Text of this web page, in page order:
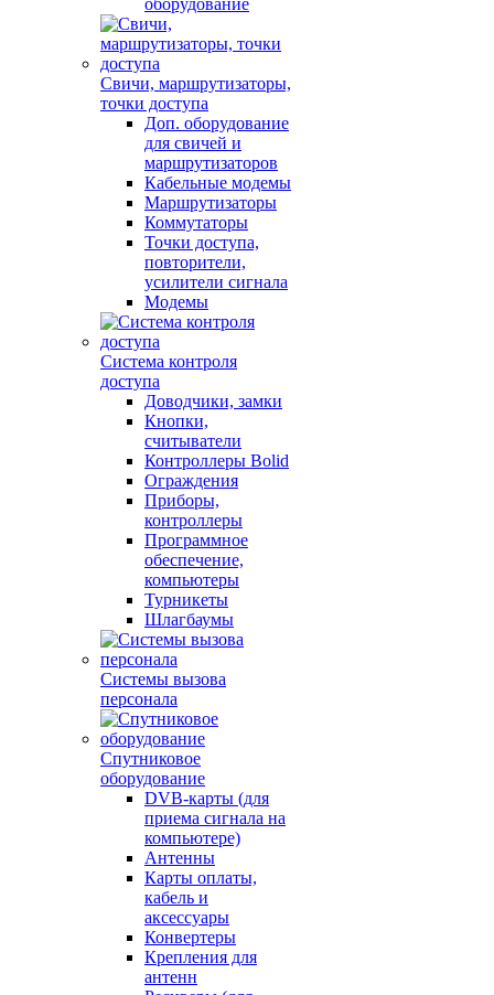
оборудование
Свичи, маршрутизаторы,
точки доступа
Доп. оборудование
для свичей и
маршрутизаторов
Кабельные модемы
Маршрутизаторы
Коммутаторы
Точки доступа,
повторители,
усилители сигнала
Модемы
Система контроля
доступа
Доводчики, замки
Кнопки,
считыватели
Контроллеры Bolid
Ограждения
Приборы,
контроллеры
Программное
обеспечение,
компьютеры
Турникеты
Шлагбаумы
Системы вызова
персонала
Спутниковое
оборудование
DVB-карты (для
приема сигнала на
компьютере)
Антенны
Карты оплаты,
кабель и
аксессуары
Конвертеры
Крепления для
антенн